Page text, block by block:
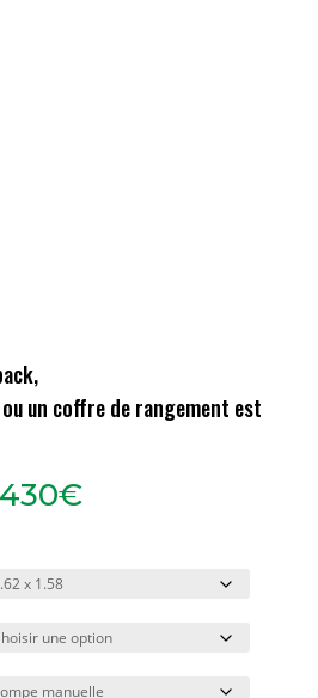
un coffre de rangement est
€